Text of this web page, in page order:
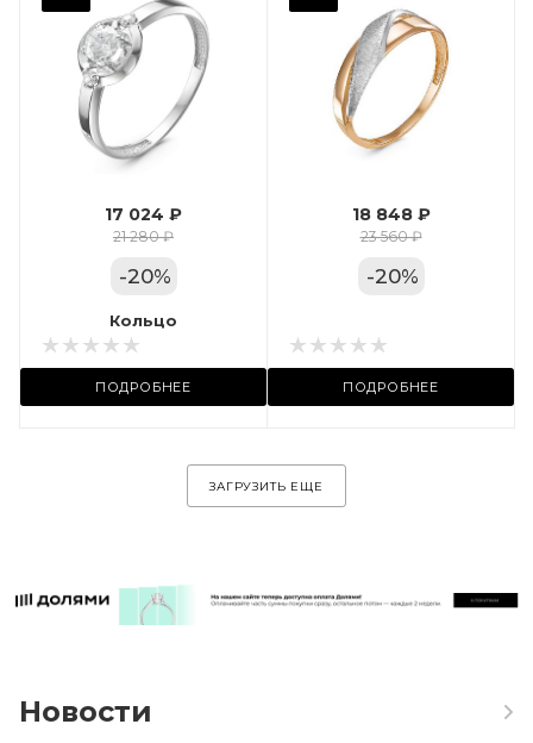
17 024 ₽
21 280 ₽
-20%
Кольцо
ПОДРОБНЕЕ
Вес драгметалла
Марка (бренд)
Дельта
Фианит
Цвет золота
КРАС
Местоположение:
ул. Пушкинская, 11А
18 848 ₽
23 560 ₽
-20%
ПОДРОБНЕЕ
ЗАГРУЗИТЬ ЕЩЕ
Новости